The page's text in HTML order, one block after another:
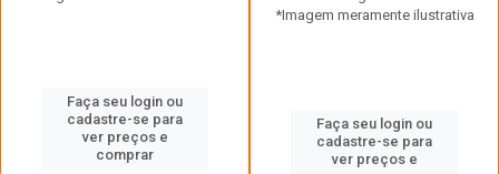
Faça seu login ou
cadastre-se para
ver preços e
comprar
*Imagem meramente ilustrativa
Faça seu login ou
cadastre-se para
ver preços e